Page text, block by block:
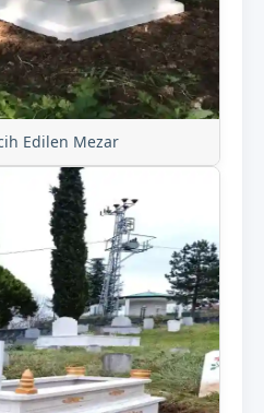
Edilen Mezar